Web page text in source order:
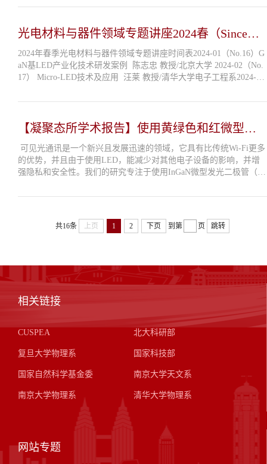
光电材料与器件领域专题讲座2024春（Since
2023）
2024年春季光电材料与器件领域专题讲座时间表2024-01（No.16）G
aN基LED产业化技术研发案例 陈志忠 教授/北京大学 2024-02（No.
17） Micro-LED技术及应用 汪莱 教授/清华大学电子工程系2024-03
科院半导体所2024-...
【凝聚态所学术报告】使用黄绿色和红微型发
光二极管的高速可见通讯介绍
可见光通讯是一个新兴且发展迅速的领域，它具有比传统Wi-Fi更多
的优势，并且由于使用LED，能减少对其他电子设备的影响，并增
强隐私和安全性。我们的研究专注于使用InGaN微型发光二极管（mi
射器的黄绿色微型LED以及...
共16条 上页 1 2 下页 到第 页 跳转
相关链接
CUSPEA 北大科研部
复旦大学物理系 国家科技部
国家自然科学基金委 南京大学天文系
南京大学物理系 清华大学物理系
网站专题